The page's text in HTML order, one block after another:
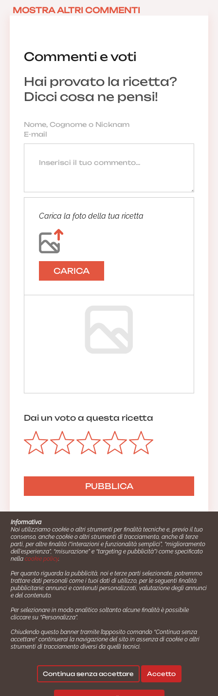
Commenti e voti
Hai provato la ricetta?
Dicci cosa ne pensi!
Carica la foto della tua ricetta
CARICA
Dai un voto a questa ricetta
MOSTRA ALTRI COMMENTI
Cucinare.it è un marchio commerciale di Impiego24.it s.r.l.
copyright 2014 - 2024 P.IVA: 03406490130
Azienda certiﬁcata ISO 27001 numero: SNR 73140386/89/I
- Azienda certiﬁcata ISO 9001 numero: SNR
Gestione consensi e categorie merceologiche marketing
Seguici su:
Informativa
Noi utilizziamo cookie o altri strumenti per finalità tecniche e, previo il tuo
consenso, anche cookie o altri strumenti di tracciamento, anche di terze
parti, per altre finalità (“interazioni e funzionalità semplici”, “miglioramento
dell'esperienza”, “misurazione” e “targeting e pubblicità”) come specificato
nellacookie policy.
Per quanto riguarda la pubblicità, noi e terze parti selezionate, potremmo
trattare dati personali come i tuoi dati di utilizzo, per le seguenti finalità
pubblicitarie: annunci e contenuti personalizzati, valutazione degli annunci
e del contenuto.
Per selezionare in modo analitico soltanto alcune finalità è possibile
cliccare su “Personalizza”.
Chiudendo questo banner tramite l’apposito comando “Continua senza
accettare” continuerai la navigazione del sito in assenza di cookie o altri
strumenti di tracciamento diversi da quelli tecnici.
Continua senza accettare Accetto